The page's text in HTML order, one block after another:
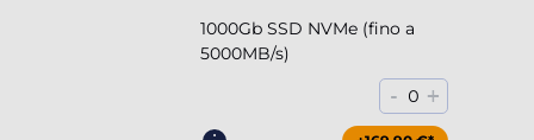
1000Gb SSD NVMe (fino a
5000MB/s)
- 0 +